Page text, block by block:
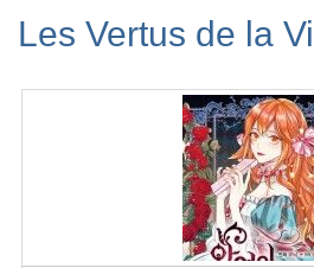
Les Vertus de la